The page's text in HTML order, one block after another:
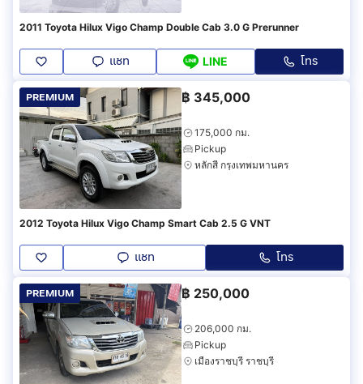
2011 Toyota Hilux Vigo Champ Double Cab 3.0 G Prerunner
แชท LINE โทร
PREMIUM ฿ 345,000
175,000 กม.
Pickup
หลักสี่ กรุงเทพมหานคร
2012 Toyota Hilux Vigo Champ Smart Cab 2.5 G VNT
แชท โทร
PREMIUM ฿ 250,000
206,000 กม.
Pickup
เมืองราชบุรี ราชบุรี